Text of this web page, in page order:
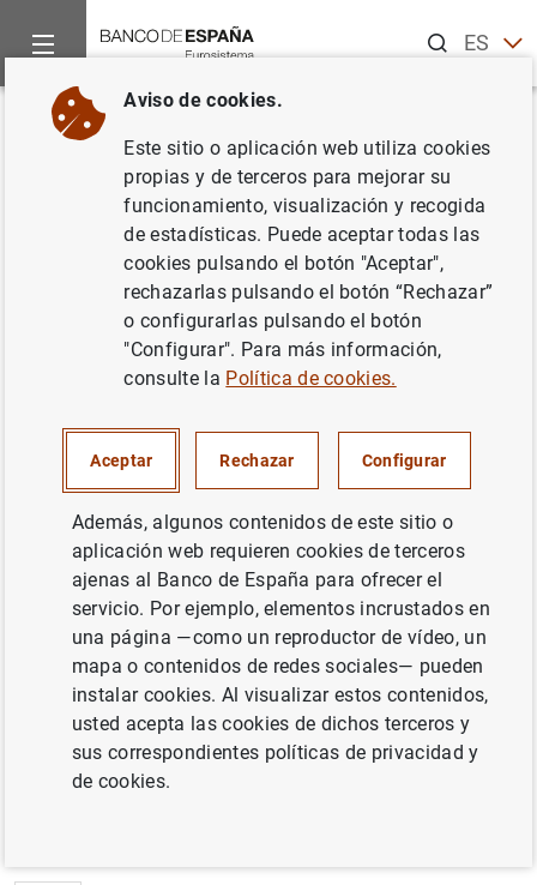
ESEN
Inicio Noticias y eventos
Volver
El Banco de España publica
estadísticas supervisoras de las
entidades de crédito
SITUACIÓN ECONÓMICA
ESPAÑA SISTEMA MONETARIO Y FINANCIERO
SUPERVISIÓN PRUDENCIAL, MUS
El Banco de España publica estadísticas
supervisoras de las entidades de crédito
(194KB)
Aviso de cookies.
Este sitio o aplicación web utiliza cookies
propias y de terceros para mejorar su
funcionamiento, visualización y recogida
de estadísticas. Puede aceptar todas las
cookies pulsando el botón "Aceptar",
rechazarlas pulsando el botón “Rechazar”
o configurarlas pulsando el botón
"Configurar". Para más información,
consulte la Política de cookies.
Aceptar Rechazar Configurar
Además, algunos contenidos de este sitio o
aplicación web requieren cookies de terceros
ajenas al Banco de España para ofrecer el
servicio. Por ejemplo, elementos incrustados en
una página —como un reproductor de vídeo, un
mapa o contenidos de redes sociales— pueden
instalar cookies. Al visualizar estos contenidos,
usted acepta las cookies de dichos terceros y
sus correspondientes políticas de privacidad y
de cookies.